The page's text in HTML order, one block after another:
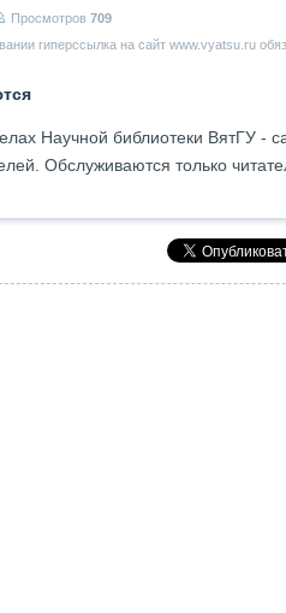
Просмотров 709
гиперссылка на сайт www.vyatsu.ru
Научной библиотеки ВятГУ -
Обслуживаются только